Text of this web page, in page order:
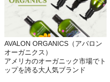
AVALON ORGANICS（アバロン
オーガニクス）
アメリカのオーガニック市場でト
ップを誇る大人気ブランド